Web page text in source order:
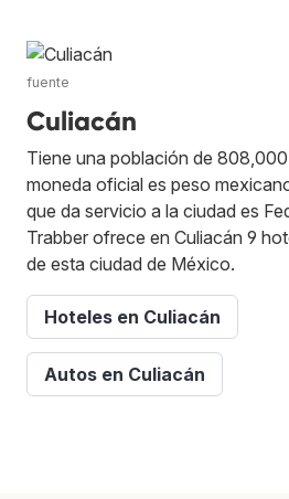
fuente
Culiacán
Tiene una población de
moneda oficial es peso
que da servicio a la ciudad es
Trabber ofrece en Culiacán 9
de esta ciudad de México.
Hoteles en Culiacán
Autos en Culiacán